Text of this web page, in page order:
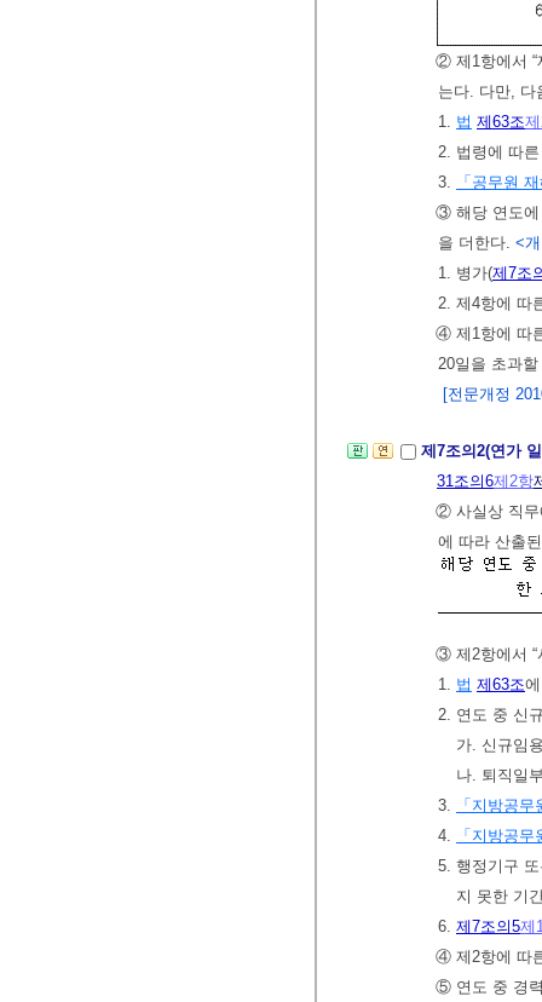
② 제1항에서 “
는다. 다만, 다
1. 법 제63조
2. 법령에 따
3.
「공무원
③ 해당 연도에
을 더한다. <
1. 병가(제7조
2. 제4항에 따
④ 제1항에 따
20일을 초과
[전문개정
제7조의2(연가
31조의6제2항
② 사실상 직무
에 따라 산출
③ 제2항에서 “
1. 법 제63조
2. 연도 중 신
가. 신규임
나. 퇴직일
3.
「지방공
4.
「지방공
5. 행정기구
지 못한 기
6. 제7조의5제
④ 제2항에 따
⑤ 연도 중 경